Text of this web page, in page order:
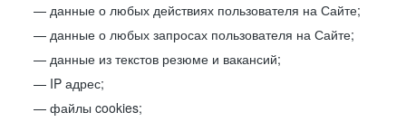
данные о любых действиях пользователя на Сайте;
данные о любых запросах пользователя на Сайте;
данные из текстов резюме и вакансий;
IP адрес;
файлы cookies;